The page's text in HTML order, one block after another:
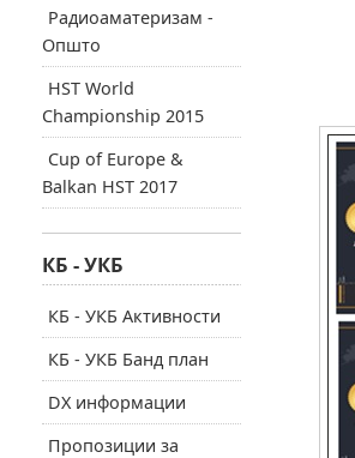
Радиоаматеризам -
Општо
HST World
Championship 2015
Cup of Europe &
Balkan HST 2017
КБ - УКБ
КБ - УКБ Активности
КБ - УКБ Банд план
DX информации
Пропозиции за